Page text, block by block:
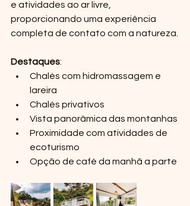
e atividades ao ar livre,
proporcionando uma experiência
completa de contato com a natureza.
Destaques:
Chalés com hidromassagem e
lareira
Chalés privativos
Vista panorâmica das montanhas
Proximidade com atividades de
ecoturismo
Opção de café da manhã a parte